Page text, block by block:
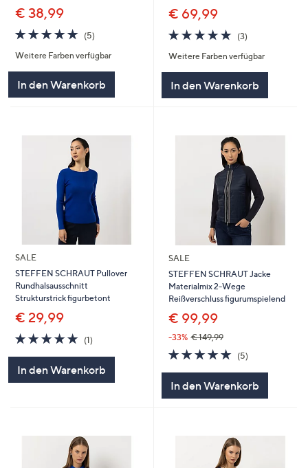
€ 38,99
5.0
von
5
(5)5
Weitere Farben verfügbar
In den Warenkorb
€ 69,99
5.0
von
5
(3)
Weitere Farben verfügbar
In den Warenkorb
SALE
STEFFEN SCHRAUT Pullover
Rundhalsausschnitt
Strukturstrick figurbetont
€ 29,99
5.0
von
(1)1
In den Warenkorb
SALE
STEFFEN SCHRAUT Jacke
Materialmix 2-Wege
Reißverschluss figurumspielend
€ 99,99
-33% € 149,99
5.0
von
(5)
In den Warenkorb